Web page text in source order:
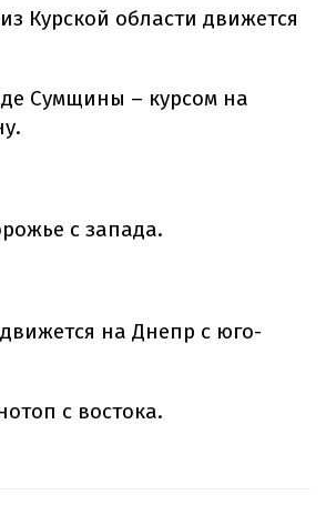
Курской области движется
Сумщины – курсом на
с запада.
на Днепр с юго-
с востока.